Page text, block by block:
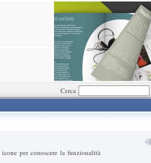
Cerca
per conoscere la funzionalità